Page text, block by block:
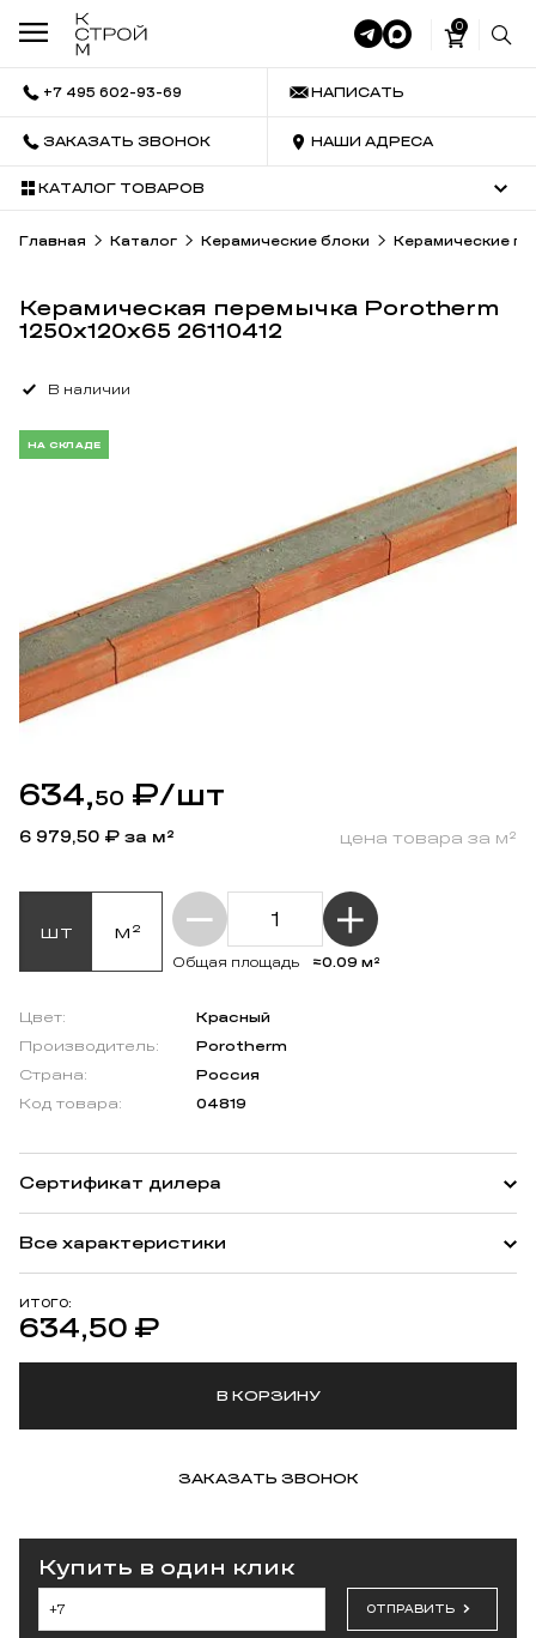
0
+7 495 602-93-69 НАПИСАТЬ
ЗАКАЗАТЬ ЗВОНОК НАШИ АДРЕСА
КАТАЛОГ ТОВАРОВ
Главная Каталог Керамические блоки Керамические
Керамическая перемычка Porotherm
1250х120х65 26110412
В наличии
НА СКЛАДЕ
634,50 ₽/шт
6 979,50 ₽ за м² цена товара за м²
шт м²
Общая площадь ≈0.09 м²
ИТОГО:
634,50 ₽
В КОРЗИНУ
ЗАКАЗАТЬ ЗВОНОК
Цвет:
Красный
Производитель:
Porotherm
Страна:
Россия
Код товара:
04819
Все характеристики
Сертификат дилера
Купить в один клик
ОТПРАВИТЬ